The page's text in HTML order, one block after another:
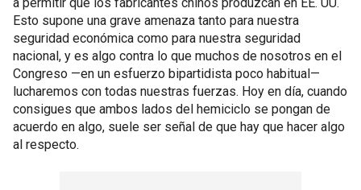
Esto supone una grave amenaza tanto para nuestra
seguridad económica como para nuestra seguridad
nacional, y es algo contra lo que muchos de nosotros en el
Congreso —en un esfuerzo bipartidista poco habitual—
lucharemos con todas nuestras fuerzas. Hoy en día, cuando
consigues que ambos lados del hemiciclo se pongan de
acuerdo en algo, suele ser señal de que hay que hacer algo
al respecto.